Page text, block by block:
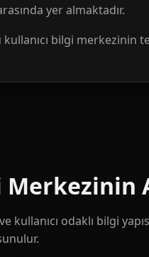
yer almaktadır.
bilgi merkezinin
Merkezinin
kullanıcı odaklı bilgi